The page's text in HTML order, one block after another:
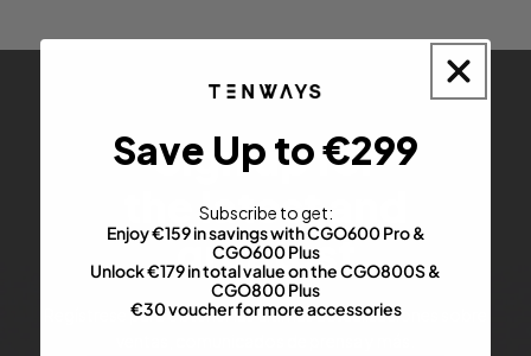
Sign up for
the latest and
greatest
Regístrese para obtener las últimas actualizaciones sobre
Save Up to €299
Subscribe to get:
Enjoy €159 in savings with CGO600 Pro &
CGO600 Plus
Unlock €179 in total value on the CGO800S &
CGO800 Plus
€30 voucher for more accessories